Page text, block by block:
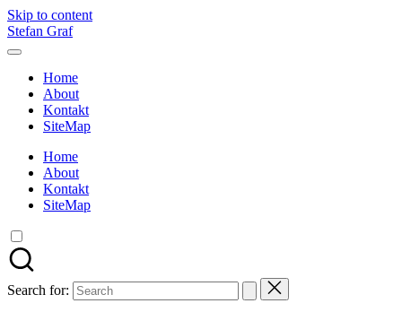
Skip to content
Stefan Graf
Home
About
Kontakt
SiteMap
Home
About
Kontakt
SiteMap
Search for: